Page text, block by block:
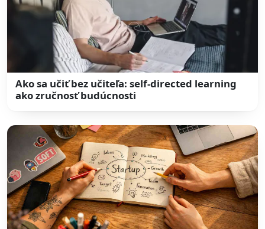
Ako sa učiť bez učiteľa: self-directed learning
ako zručnosť budúcnosti